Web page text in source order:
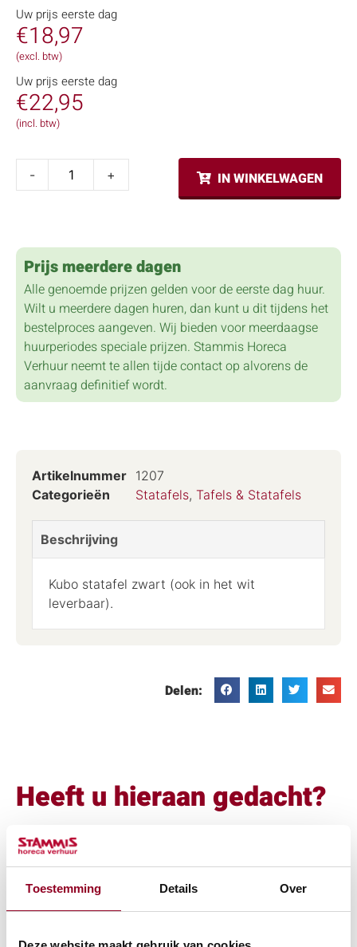
Toestemming Details Over
Uw prijs eerste dag
€18,97
(excl. btw)
Uw prijs eerste dag
€22,95
(incl. btw)
- + IN WINKELWAGEN
Prijs meerdere dagen
Alle genoemde prijzen gelden voor de eerste dag huur.
Wilt u meerdere dagen huren, dan kunt u dit tijdens het
bestelproces aangeven. Wij bieden voor meerdaagse
huurperiodes speciale prijzen. Stammis Horeca
Verhuur neemt te allen tijde contact op alvorens de
aanvraag definitief wordt.
Artikelnummer 1207
Categorieën
Statafels, Tafels & Statafels
Beschrijving
Kubo statafel zwart (ook in het wit
leverbaar).
Delen:
Heeft u hieraan gedacht?